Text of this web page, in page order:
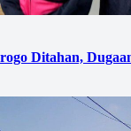
Ditahan,